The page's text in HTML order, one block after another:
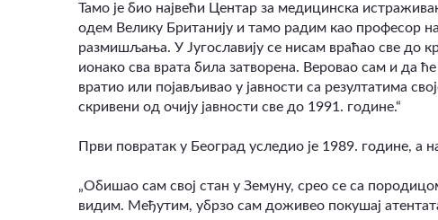
Тамо је био највећи Центар за медицинска
одем Велику Британију и тамо радим као професор
размишљања. У Југославију се нисам враћао све до
ионако сва врата била затворена. Веровао сам и да
вратио или појављивао у јавности са резултатима
скривени од очију јавности све до 1991. године.“
Први повратак у Београд уследио је 1989. године, а
„Обишао сам свој стан у Земуну, срео се са
видим. Међутим, убрзо сам доживео покушај